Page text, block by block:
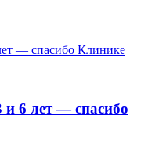
6 лет — спасибо